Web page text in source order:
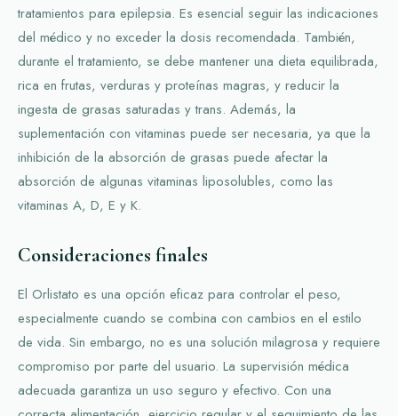
tratamientos para epilepsia. Es esencial seguir las indicaciones
del médico y no exceder la dosis recomendada. También,
durante el tratamiento, se debe mantener una dieta equilibrada,
rica en frutas, verduras y proteínas magras, y reducir la
ingesta de grasas saturadas y trans. Además, la
suplementación con vitaminas puede ser necesaria, ya que la
inhibición de la absorción de grasas puede afectar la
absorción de algunas vitaminas liposolubles, como las
vitaminas A, D, E y K.
Consideraciones finales
El Orlistato es una opción eficaz para controlar el peso,
especialmente cuando se combina con cambios en el estilo
de vida. Sin embargo, no es una solución milagrosa y requiere
compromiso por parte del usuario. La supervisión médica
adecuada garantiza un uso seguro y efectivo. Con una